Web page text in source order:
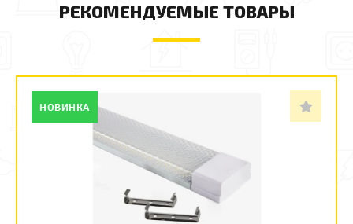
РЕКОМЕНДУЕМЫЕ ТОВАРЫ
НОВИНКА